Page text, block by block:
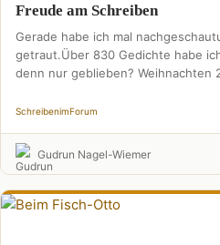
Freude am Schreiben
Gerade habe ich mal
getraut.Über 830 Gedichte habe
denn nur geblieben?
SchreibenimForum
Gudrun Nagel-Wiemer